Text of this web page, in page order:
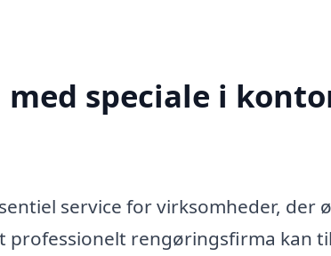
speciale i
service for virksomheder, der
professionelt rengøringsfirma kan